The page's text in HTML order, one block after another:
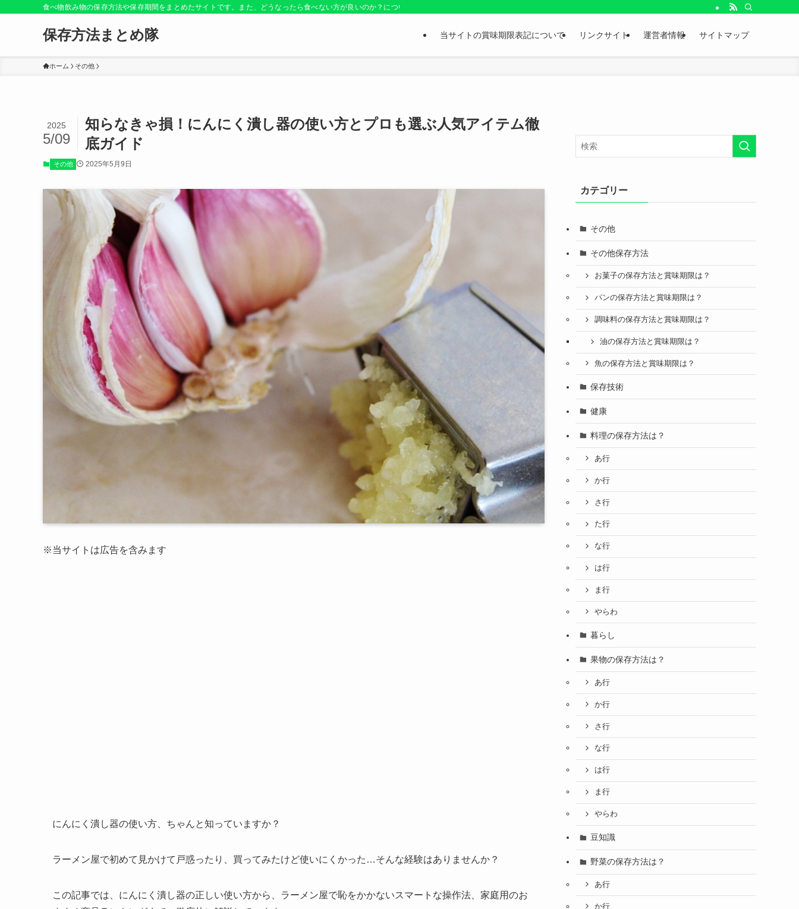
食べ物飲み物の保存方法や保存期間をまとめたサイトです。また、どうなったら食べない方が良いのか？についても紹介しているお役立ちサイトです。
保存方法まとめ隊 当サイトの賞味期限表記について リンクサイト 運営者情報 サイトマップ
ホーム その他
知らなきゃ損！にんにく潰し器の使い方とプロも選ぶ人気アイテム徹
底ガイド
2025
5/09
その他 2025年5月9日
※当サイトは広告を含みます
にんにく潰し器の使い方、ちゃんと知っていますか？
ラーメン屋で初めて見かけて戸惑ったり、買ってみたけど使いにくかった…そんな経験はありませんか？
この記事では、にんにく潰し器の正しい使い方から、ラーメン屋で恥をかかないスマートな操作法、家庭用のお
カテゴリー
その他
その他保存方法
お菓子の保存方法と賞味期限は？
パンの保存方法と賞味期限は？
調味料の保存方法と賞味期限は？
油の保存方法と賞味期限は？
魚の保存方法と賞味期限は？
保存技術
健康
料理の保存方法は？
あ行
か行
さ行
た行
な行
は行
ま行
やらわ
暮らし
果物の保存方法は？
あ行
か行
さ行
な行
は行
ま行
やらわ
豆知識
野菜の保存方法は？
あ行
か行